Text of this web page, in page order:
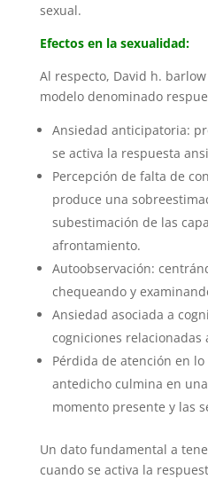
sexual.
Efectos en la sexualidad:
Al respecto, David h.
modelo denominado
Ansiedad anticipatoria:
se activa la respuesta
Percepción de falta de
produce una
subestimación de las
afrontamiento.
Autoobservación:
chequeando y
Ansiedad asociada a
cogniciones relacionadas
Pérdida de atención en
antedicho culmina en
momento presente y las
Un dato fundamental a
cuando se activa la